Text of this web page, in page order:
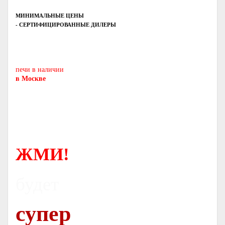
МИНИМАЛЬНЫЕ ЦЕНЫ
- СЕРТИФИЦИРОВАННЫЕ ДИЛЕРЫ
печи в наличии
в Москве
ЖМИ!
супер